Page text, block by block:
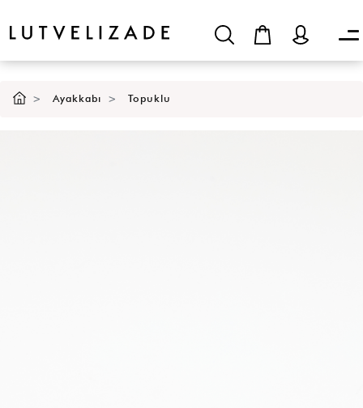
Ayakkabı Topuklu